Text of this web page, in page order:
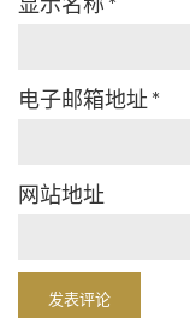
电子邮箱地址 *
网站地址